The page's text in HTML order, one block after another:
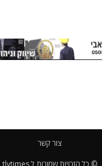
צור קשר
© כל הזכויות שמורות ל tlvtimes